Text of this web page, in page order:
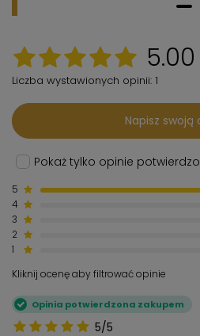
5.00
Liczba wystawionych opinii: 1
Napisz swoją
Pokaż tylko opinie
5
4
3
2
1
Kliknij ocenę aby filtrować opinie
5/5
Opinia potwierdzona zakupem